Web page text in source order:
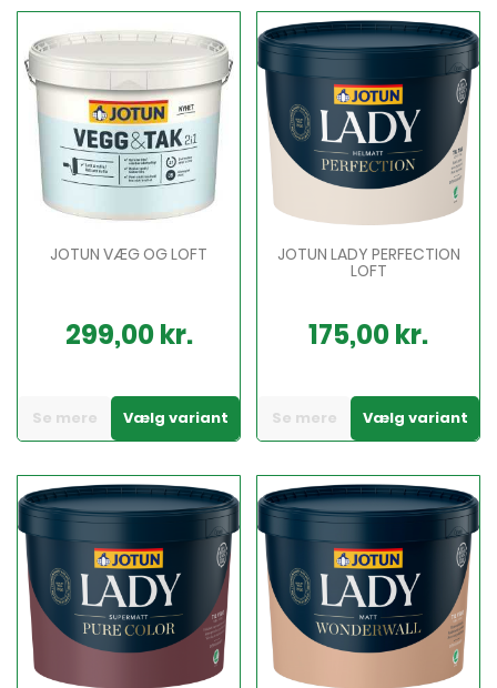
JOTUN VÆG OG LOFT
299,00 kr.
Se mere Vælg variant
JOTUN LADY PERFECTION
LOFT
175,00 kr.
Se mere Vælg variant